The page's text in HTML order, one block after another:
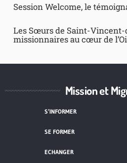
Session Welcome, le
Les Sœurs de Saint-Vincent-
missionnaires au cœur de
Mission et
S’INFORMER
SE FORMER
ECHANGER